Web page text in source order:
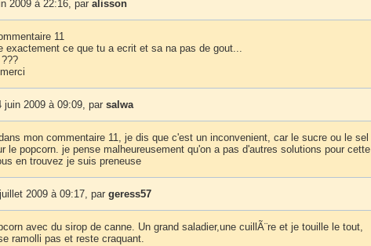
2009 à 22:16, par alisson
11
exactement ce que tu a ecrit et sa na pas de gout...
juin 2009 à 09:09, par salwa
mon commentaire 11, je dis que c'est un inconvenient, car le sucre ou le sel
le popcorn. je pense malheureusement qu'on a pas d'autres solutions pour cette
en trouvez je suis preneuse
2009 à 09:17, par geress57
avec du sirop de canne. Un grand saladier,une cuillÃ¨re et je touille le tout,
ramolli pas et reste craquant.